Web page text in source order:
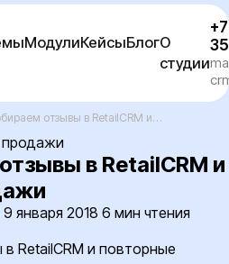
МодулиКейсыБлогО
студии
отзывы в RetailCRM и…
продажи
в RetailCRM и
9 января 2018 6 мин чтения